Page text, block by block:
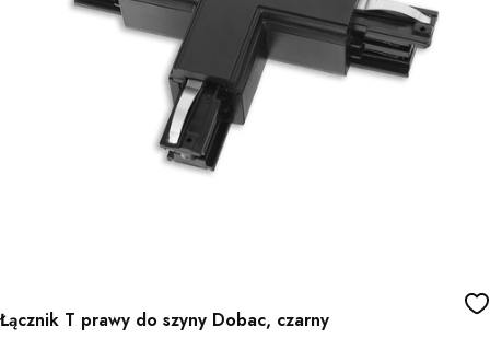
Łącznik T prawy do szyny Dobac, czarny